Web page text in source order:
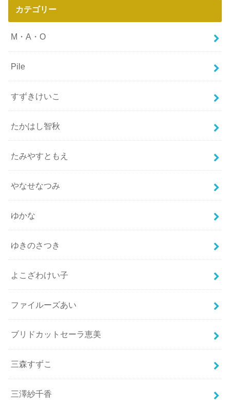
カテゴリー
M・A・O
Pile
すずきけいこ
たかはし智秋
たみやすともえ
やなせなつみ
ゆかな
ゆきのさつき
よこざわけい子
ファイルーズあい
ブリドカットセーラ恵美
三森すずこ
三澤紗千香